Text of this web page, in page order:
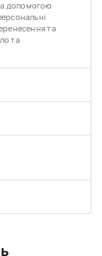
допомогою
та
та